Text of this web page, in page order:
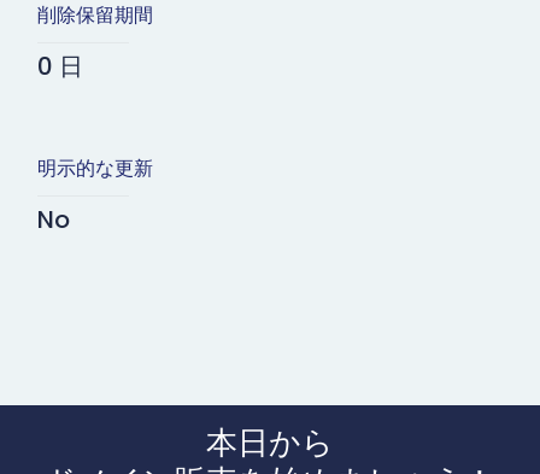
削除保留期間
0 日
明示的な更新
No
本日から